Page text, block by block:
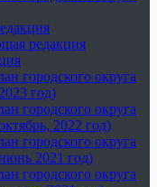
редакция
городского округа
год)
городского округа
2022 год)
городского округа
2021 год)
городского округа